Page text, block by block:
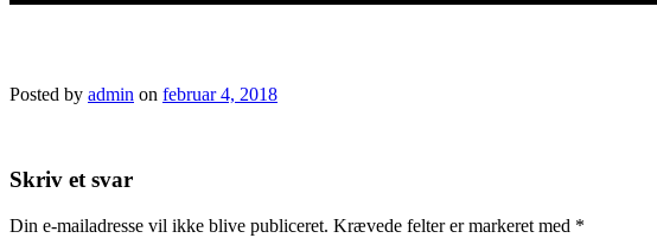
Posted by admin on februar 4, 2018
Skriv et svar
Din e-mailadresse vil ikke blive publiceret. Krævede felter er markeret med *